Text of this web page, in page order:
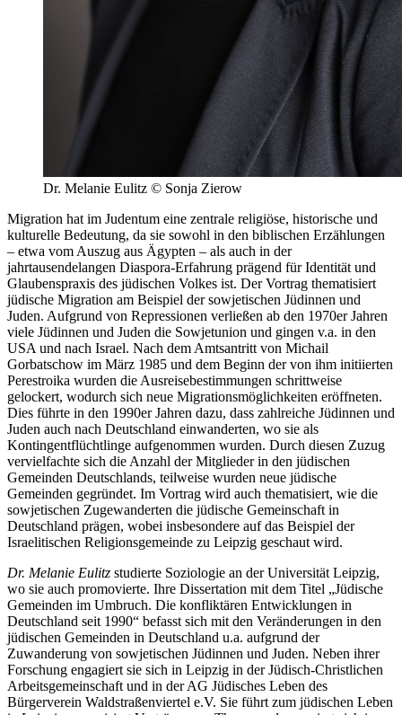
Dr. Melanie Eulitz © Sonja Zierow
Migration hat im Judentum eine zentrale religiöse, historische und
kulturelle Bedeutung, da sie sowohl in den biblischen Erzählungen
– etwa vom Auszug aus Ägypten – als auch in der
jahrtausendelangen Diaspora-Erfahrung prägend für Identität und
Glaubenspraxis des jüdischen Volkes ist. Der Vortrag thematisiert
jüdische Migration am Beispiel der sowjetischen Jüdinnen und
Juden. Aufgrund von Repressionen verließen ab den 1970er Jahren
viele Jüdinnen und Juden die Sowjetunion und gingen v.a. in den
USA und nach Israel. Nach dem Amtsantritt von Michail
Gorbatschow im März 1985 und dem Beginn der von ihm initiierten
Perestroika wurden die Ausreisebestimmungen schrittweise
gelockert, wodurch sich neue Migrationsmöglichkeiten eröffneten.
Dies führte in den 1990er Jahren dazu, dass zahlreiche Jüdinnen und
Juden auch nach Deutschland einwanderten, wo sie als
Kontingentflüchtlinge aufgenommen wurden. Durch diesen Zuzug
vervielfachte sich die Anzahl der Mitglieder in den jüdischen
Gemeinden Deutschlands, teilweise wurden neue jüdische
Gemeinden gegründet. Im Vortrag wird auch thematisiert, wie die
sowjetischen Zugewanderten die jüdische Gemeinschaft in
Deutschland prägen, wobei insbesondere auf das Beispiel der
Israelitischen Religionsgemeinde zu Leipzig geschaut wird.
Dr. Melanie Eulitz studierte Soziologie an der Universität Leipzig,
wo sie auch promovierte. Ihre Dissertation mit dem Titel „Jüdische
Gemeinden im Umbruch. Die konfliktären Entwicklungen in
Deutschland seit 1990“ befasst sich mit den Veränderungen in den
jüdischen Gemeinden in Deutschland u.a. aufgrund der
Zuwanderung von sowjetischen Jüdinnen und Juden. Neben ihrer
Forschung engagiert sie sich in Leipzig in der Jüdisch-Christlichen
Arbeitsgemeinschaft und in der AG Jüdisches Leben des
Bürgerverein Waldstraßenviertel e.V. Sie führt zum jüdischen Leben